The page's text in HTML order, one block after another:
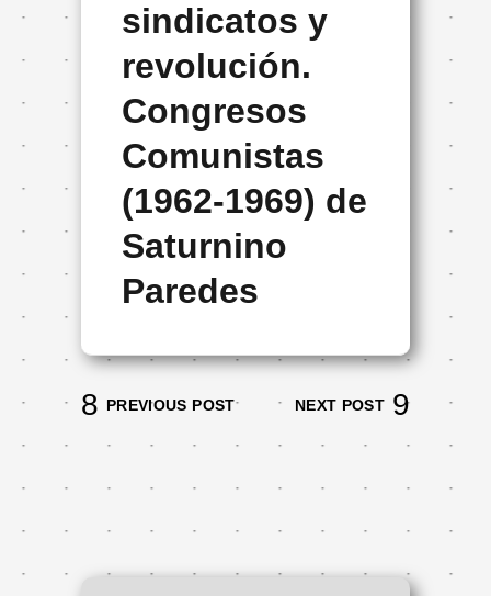
sindicatos y
revolución.
Congresos
Comunistas
(1962-1969) de
Saturnino
Paredes
PREVIOUS POST NEXT POST